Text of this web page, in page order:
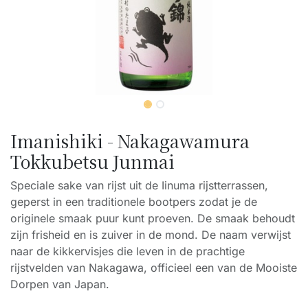
Imanishiki - Nakagawamura
Tokkubetsu Junmai
Speciale sake van rijst uit de Iinuma rijstterrassen,
geperst in een traditionele bootpers zodat je de
originele smaak puur kunt proeven. De smaak behoudt
zijn frisheid en is zuiver in de mond. De naam verwijst
naar de kikkervisjes die leven in de prachtige
rijstvelden van Nakagawa, officieel een van de Mooiste
Dorpen van Japan.